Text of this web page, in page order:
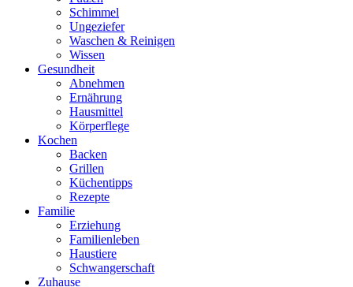
Schimmel
Ungeziefer
Waschen & Reinigen
Wissen
Gesundheit
Abnehmen
Ernährung
Hausmittel
Körperflege
Kochen
Backen
Grillen
Küchentipps
Rezepte
Familie
Erziehung
Familienleben
Haustiere
Schwangerschaft
Zuhause